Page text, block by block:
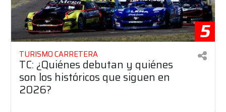
5
TURISMO CARRETERA
TC: ¿Quiénes debutan y quiénes
son los históricos que siguen en
2026?